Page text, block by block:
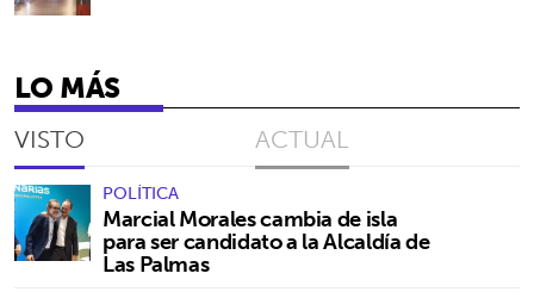
LO MÁS
VISTO ACTUAL
POLÍTICA
Marcial Morales cambia de isla
para ser candidato a la Alcaldía de
Las Palmas